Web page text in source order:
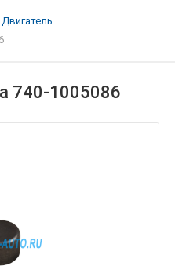
Двигатель
740-1005086